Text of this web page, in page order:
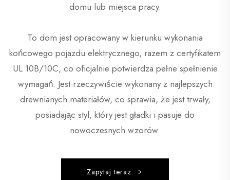
domu lub miejsca pracy.
To dom jest opracowany w kierunku wykonania
końcowego pojazdu elektrycznego, razem z certyfikatem
UL 10B/10C, co oficjalnie potwierdza pełne spełnienie
wymagań. Jest rzeczywiście wykonany z najlepszych
drewnianych materiałów, co sprawia, że jest trwały,
posiadając styl, który jest gładki i pasuje do
nowoczesnych wzorów.
Zapytaj teraz